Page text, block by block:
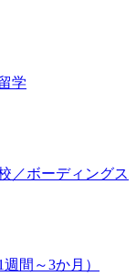
学
／ボーディングス
間～3か月）